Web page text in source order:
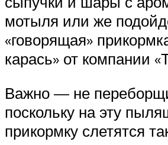
мотыля или же
«говорящая»
карась» от компании
Важно — не
поскольку на эту
прикормку слетятся